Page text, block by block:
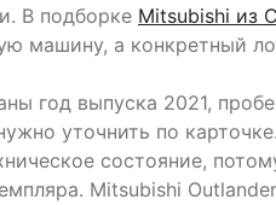
В подборке Mitsubishi из
машину, а конкретный
год выпуска 2021,
уточнить по
состояние,
Mitsubishi